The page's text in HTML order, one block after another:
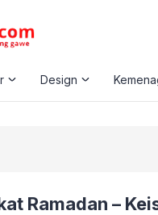
Design
Ramadan –